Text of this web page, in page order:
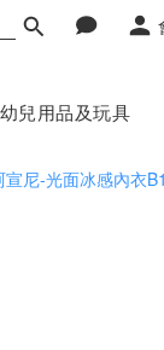
兒用品及玩具